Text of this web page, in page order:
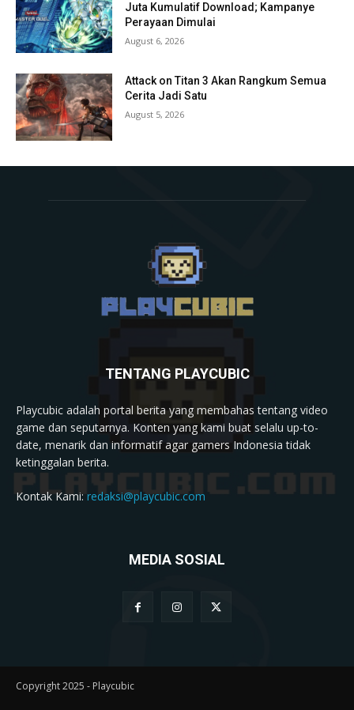
Juta Kumulatif Download; Kampanye
Perayaan Dimulai
August 6, 2026
Attack on Titan 3 Akan Rangkum Semua
Cerita Jadi Satu
August 5, 2026
TENTANG PLAYCUBIC
Playcubic adalah portal berita yang membahas tentang video
game dan seputarnya. Konten yang kami buat selalu up-to-
date, menarik dan informatif agar gamers Indonesia tidak
ketinggalan berita.
Kontak Kami:redaksi@playcubic.com
MEDIA SOSIAL
Copyright 2025 - Playcubic